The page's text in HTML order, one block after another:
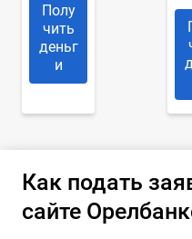
Полу
чить
деньг
и
Как подать
сайте